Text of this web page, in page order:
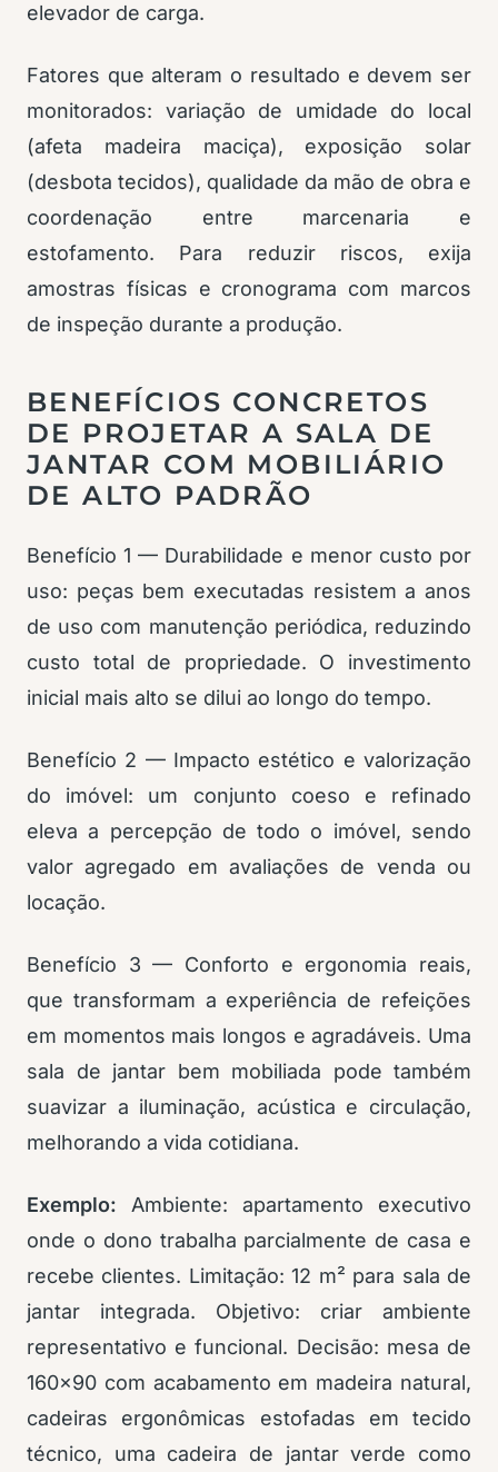
elevador de carga.
Fatores que alteram o resultado e devem ser
monitorados: variação de umidade do local
(afeta madeira maciça), exposição solar
(desbota tecidos), qualidade da mão de obra e
coordenação entre marcenaria e
estofamento. Para reduzir riscos, exija
amostras físicas e cronograma com marcos
de inspeção durante a produção.
BENEFÍCIOS CONCRETOS
DE PROJETAR A SALA DE
JANTAR COM MOBILIÁRIO
DE ALTO PADRÃO
Benefício 1 — Durabilidade e menor custo por
uso: peças bem executadas resistem a anos
de uso com manutenção periódica, reduzindo
custo total de propriedade. O investimento
inicial mais alto se dilui ao longo do tempo.
Benefício 2 — Impacto estético e valorização
do imóvel: um conjunto coeso e refinado
eleva a percepção de todo o imóvel, sendo
valor agregado em avaliações de venda ou
locação.
Benefício 3 — Conforto e ergonomia reais,
que transformam a experiência de refeições
em momentos mais longos e agradáveis. Uma
sala de jantar bem mobiliada pode também
suavizar a iluminação, acústica e circulação,
melhorando a vida cotidiana.
Exemplo: Ambiente: apartamento executivo
onde o dono trabalha parcialmente de casa e
recebe clientes. Limitação: 12 m² para sala de
jantar integrada. Objetivo: criar ambiente
representativo e funcional. Decisão: mesa de
160×90 com acabamento em madeira natural,
cadeiras ergonômicas estofadas em tecido
técnico, uma cadeira de jantar verde como